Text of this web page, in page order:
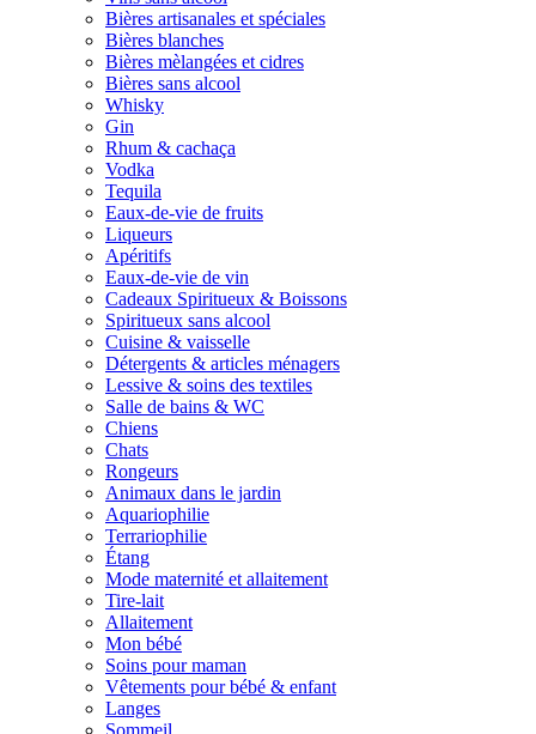
Bières artisanales et spéciales
Bières blanches
Bières mèlangées et cidres
Bières sans alcool
Whisky
Gin
Rhum & cachaça
Vodka
Tequila
Eaux-de-vie de fruits
Liqueurs
Apéritifs
Eaux-de-vie de vin
Cadeaux Spiritueux & Boissons
Spiritueux sans alcool
Cuisine & vaisselle
Détergents & articles ménagers
Lessive & soins des textiles
Salle de bains & WC
Chiens
Chats
Rongeurs
Animaux dans le jardin
Aquariophilie
Terrariophilie
Étang
Mode maternité et allaitement
Tire-lait
Allaitement
Mon bébé
Soins pour maman
Vêtements pour bébé & enfant
Langes
Sommeil